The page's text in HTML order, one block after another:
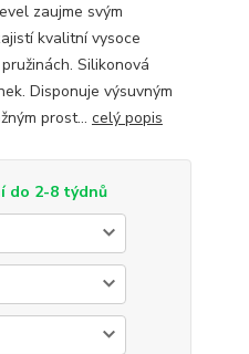
zaujme svým
kvalitní vysoce
Silikonová
Disponuje výsuvným
prost... celý popis
do 2-8 týdnů